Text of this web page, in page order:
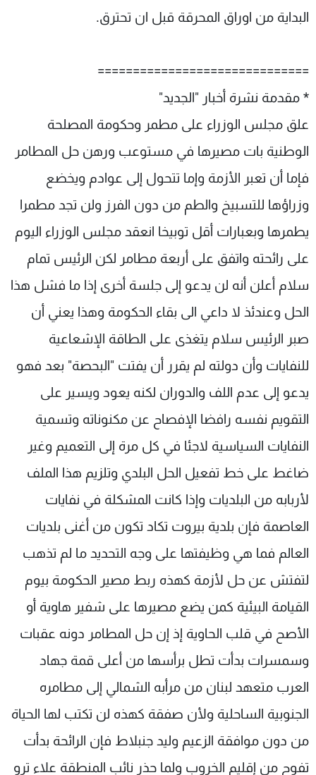
البداية من اوراق المحرقة قبل ان تحترق.
==============================
* مقدمة نشرة أخبار "الجديد"
علق مجلس الوزراء على مطمر وحكومة المصلحة
الوطنية بات مصيرها في مستوعب ورهن حل المطامر
فإما أن تعبر الأزمة وإما تتحول إلى عوادم ويخضع
وزراؤها للتسبيخ والطم من دون الفرز ولن تجد مطمرا
يطمرها وبعبارات أقل توبيخا انعقد مجلس الوزراء اليوم
على رائحته واتفق على أربعة مطامر لكن الرئيس تمام
سلام أعلن أنه لن يدعو إلى جلسة أخرى إذا ما فشل هذا
الحل وعندئذ لا داعي الى بقاء الحكومة وهذا يعني أن
صبر الرئيس سلام يتغذى على الطاقة الإشعاعية
للنفايات وأن دولته لم يقرر أن يفتت "البحصة" بعد فهو
يدعو إلى عدم اللف والدوران لكنه يعود ويسير على
التقويم نفسه رافضا الإفصاح عن مكنوناته وتسمية
النفايات السياسية لاجئا في كل مرة إلى التعميم وغير
ضاغط على خط تفعيل الحل البلدي وتلزيم هذا الملف
لأربابه من البلديات وإذا كانت المشكلة في نفايات
العاصمة فإن بلدية بيروت تكاد تكون من أغنى بلديات
العالم فما هي وظيفتها على وجه التحديد ما لم تذهب
لتفتش عن حل لأزمة كهذه ربط مصير الحكومة بيوم
القيامة البيئية كمن يضع مصيرها على شفير هاوية أو
الأصح في قلب الحاوية إذ إن حل المطامر دونه عقبات
وسمسرات بدأت تطل برأسها من أعلى قمة جهاد
العرب متعهد لبنان من مرأبه الشمالي إلى مطامره
الجنوبية الساحلية ولأن صفقة كهذه لن تكتب لها الحياة
من دون موافقة الزعيم وليد جنبلاط فإن الرائحة بدأت
تفوح من إقليم الخروب ولما حذر نائب المنطقة علاء ترو